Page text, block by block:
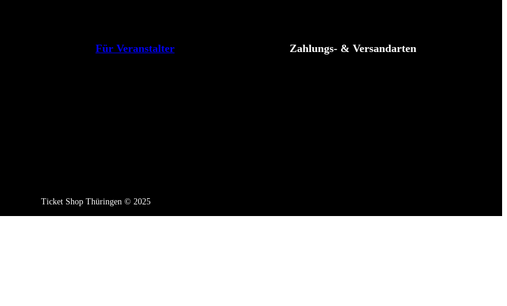
Für Veranstalter Zahlungs- & Versandarten
Ticket Shop Thüringen © 2025